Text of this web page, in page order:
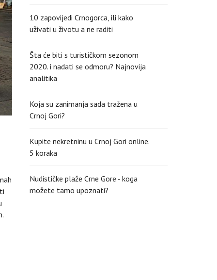
10 zapovijedi Crnogorca, ili kako
uživati u životu a ne raditi
Šta će biti s turističkom sezonom
2020. i nadati se odmoru? Najnovija
analitika
Koja su zanimanja sada tražena u
Crnoj Gori?
Kupite nekretninu u Crnoj Gori online.
5 koraka
Nudističke plaže Crne Gore - koga
možete tamo upoznati?